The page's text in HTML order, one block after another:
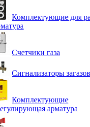
Комплектующие для
Счетчики газа
Сигнализаторы
Комплектующие
арматура